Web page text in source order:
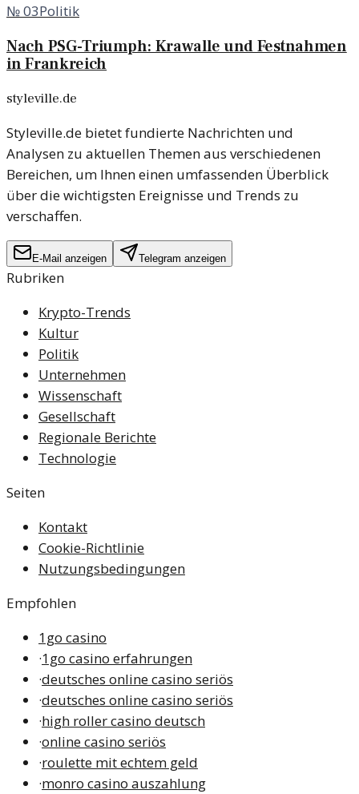
№03Politik
Nach PSG-Triumph: Krawalle und Festnahmen
in Frankreich
styleville.de
Styleville.de bietet fundierte Nachrichten und
Analysen zu aktuellen Themen aus verschiedenen
Bereichen, um Ihnen einen umfassenden Überblick
über die wichtigsten Ereignisse und Trends zu
verschaffen.
E-Mail anzeigen Telegram anzeigen
Rubriken
Krypto-Trends
Kultur
Politik
Unternehmen
Wissenschaft
Gesellschaft
Regionale Berichte
Technologie
Seiten
Kontakt
Cookie-Richtlinie
Nutzungsbedingungen
Empfohlen
1go casino
·1go casino erfahrungen
·deutsches online casino seriös
·deutsches online casino seriös
·high roller casino deutsch
·online casino seriös
·roulette mit echtem geld
·monro casino auszahlung